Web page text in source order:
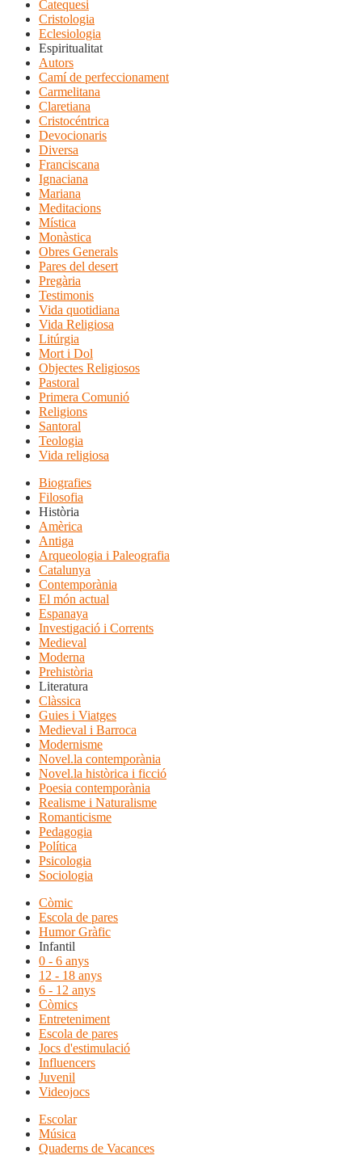
Catequesi
Cristologia
Eclesiologia
Espiritualitat
Autors
Camí de perfeccionament
Carmelitana
Claretiana
Cristocéntrica
Devocionaris
Diversa
Franciscana
Ignaciana
Mariana
Meditacions
Mística
Monàstica
Obres Generals
Pares del desert
Pregària
Testimonis
Vida quotidiana
Vida Religiosa
Litúrgia
Mort i Dol
Objectes Religiosos
Pastoral
Primera Comunió
Religions
Santoral
Teologia
Vida religiosa
Biografies
Filosofia
Història
Amèrica
Antiga
Arqueologia i Paleografia
Catalunya
Contemporània
El món actual
Espanaya
Investigació i Corrents
Medieval
Moderna
Prehistòria
Literatura
Clàssica
Guies i Viatges
Medieval i Barroca
Modernisme
Novel.la contemporània
Novel.la històrica i ficció
Poesia contemporània
Realisme i Naturalisme
Romanticisme
Pedagogia
Política
Psicologia
Sociologia
Còmic
Escola de pares
Humor Gràfic
Infantil
0 - 6 anys
12 - 18 anys
6 - 12 anys
Còmics
Entreteniment
Escola de pares
Jocs d'estimulació
Influencers
Juvenil
Videojocs
Escolar
Música
Quaderns de Vacances